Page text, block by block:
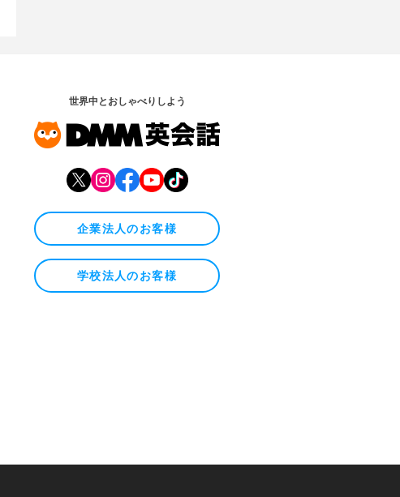
世界中とおしゃべりしよう
企業法人のお客様
学校法人のお客様